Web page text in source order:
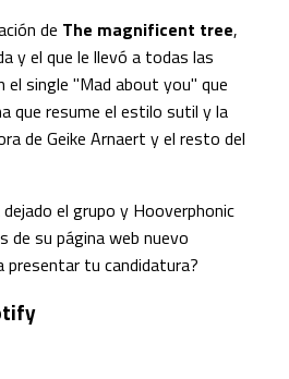
de The magnificent tree,
y el que le llevó a todas las
el single "Mad about you" que
que resume el estilo sutil y la
de Geike Arnaert y el resto del
el grupo y Hooverphonic
de su página web nuevo
presentar tu candidatura?